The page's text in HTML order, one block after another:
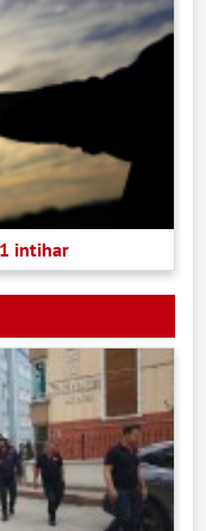
intihar